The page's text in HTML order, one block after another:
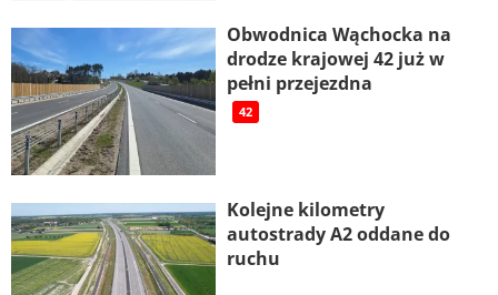
Obwodnica Wąchocka na
drodze krajowej 42 już w
pełni przejezdna
42
Kolejne kilometry
autostrady A2 oddane do
ruchu